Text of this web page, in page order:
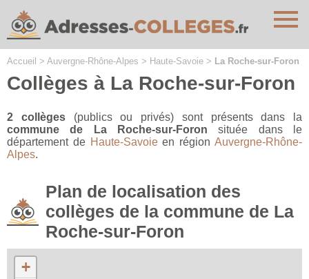
Accueil > Auvergne-Rhône-Alpes > Haute-Savoie > La Roche-sur-Foron
Collèges à La Roche-sur-Foron
2 collèges(publics ou privés) sont présents dans la
commune de La Roche-sur-Foron située dans le
département de Haute-Savoieen régionAuvergne-Rhône-
Alpes.
Plan de localisation des
collèges de la commune de La
Roche-sur-Foron
+